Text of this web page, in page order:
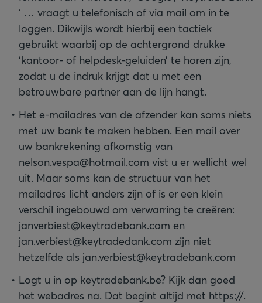
‘ … vraagt u telefonisch of via mail om in te
loggen. Dikwijls wordt hierbij een tactiek
gebruikt waarbij op de achtergrond drukke
‘kantoor- of helpdesk-geluiden’ te horen zijn,
zodat u de indruk krijgt dat u met een
betrouwbare partner aan de lijn hangt.
Het e-mailadres van de afzender kan soms niets
met uw bank te maken hebben. Een mail over
uw bankrekening afkomstig van
nelson.vespa@hotmail.com vist u er wellicht wel
uit. Maar soms kan de structuur van het
mailadres licht anders zijn of is er een klein
verschil ingebouwd om verwarring te creëren:
janverbiest@keytradebank.com en
jan.verbiest@keytradedank.com zijn niet
hetzelfde als jan.verbiest@keytradebank.com
Logt u in op keytradebank.be? Kijk dan goed
het webadres na. Dat begint altijd met https://.